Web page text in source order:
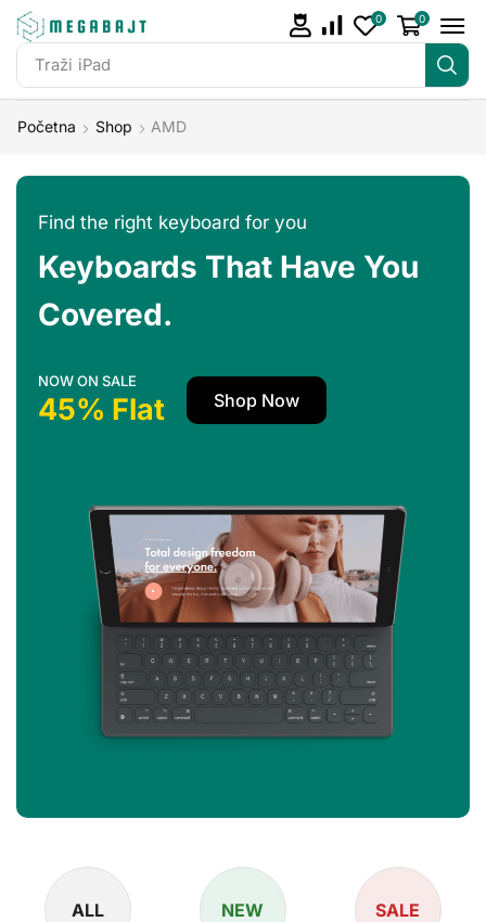
Traži iPad
0 0
Početna Shop AMD
Find the right keyboard for you
Keyboards That Have You
Covered.
NOW ON SALE
45% Flat Shop Now
ALL NEW SALE